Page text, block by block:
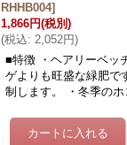
RHHB004]
1,866円(税別)
(税込: 2,052円)
■特徴 ・ヘアリーベッ
ゲよりも旺盛な緑肥で
制します。 ・冬季の